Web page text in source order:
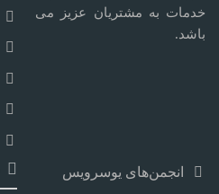
خدمات به مشتریان عزیز می
باشد.
انجمن‌های یوسرویس